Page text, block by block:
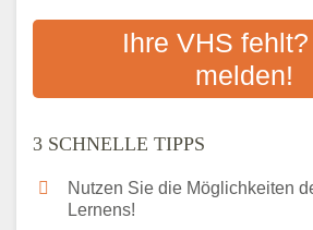
Checkliste: Darauf kommt es
Bildungsangeboten an
Das bundesweite
Ihre VHS
melden!
3 SCHNELLE TIPPS
Nutzen Sie die Möglichkeiten
Lernens!